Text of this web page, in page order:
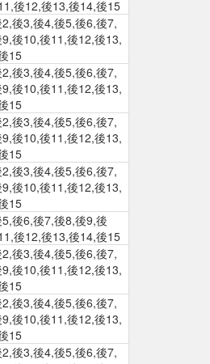
後12,後13,後14,後15
後3,後4,後5,後6,後7,
後10,後11,後12,後13,
15
後3,後4,後5,後6,後7,
後10,後11,後12,後13,
15
後3,後4,後5,後6,後7,
後10,後11,後12,後13,
15
後3,後4,後5,後6,後7,
後10,後11,後12,後13,
15
後6,後7,後8,後9,後
後12,後13,後14,後15
後3,後4,後5,後6,後7,
後10,後11,後12,後13,
15
後3,後4,後5,後6,後7,
後10,後11,後12,後13,
15
後3,後4,後5,後6,後7,